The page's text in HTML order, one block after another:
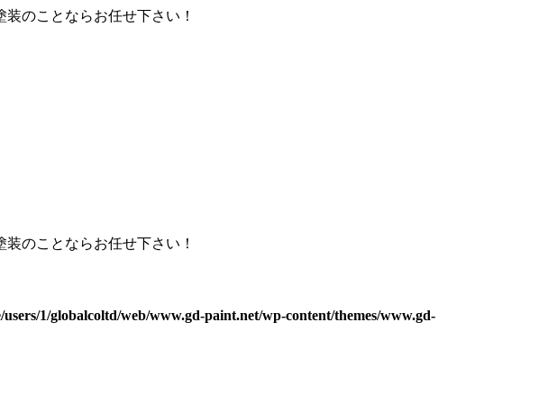
のことならお任せ下さい！
のことならお任せ下さい！
users/1/globalcoltd/web/www.gd-paint.net/wp-content/themes/www.gd-